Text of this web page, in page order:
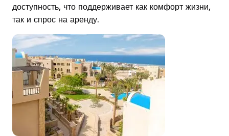
доступность, что поддерживает как комфорт жизни,
так и спрос на аренду.